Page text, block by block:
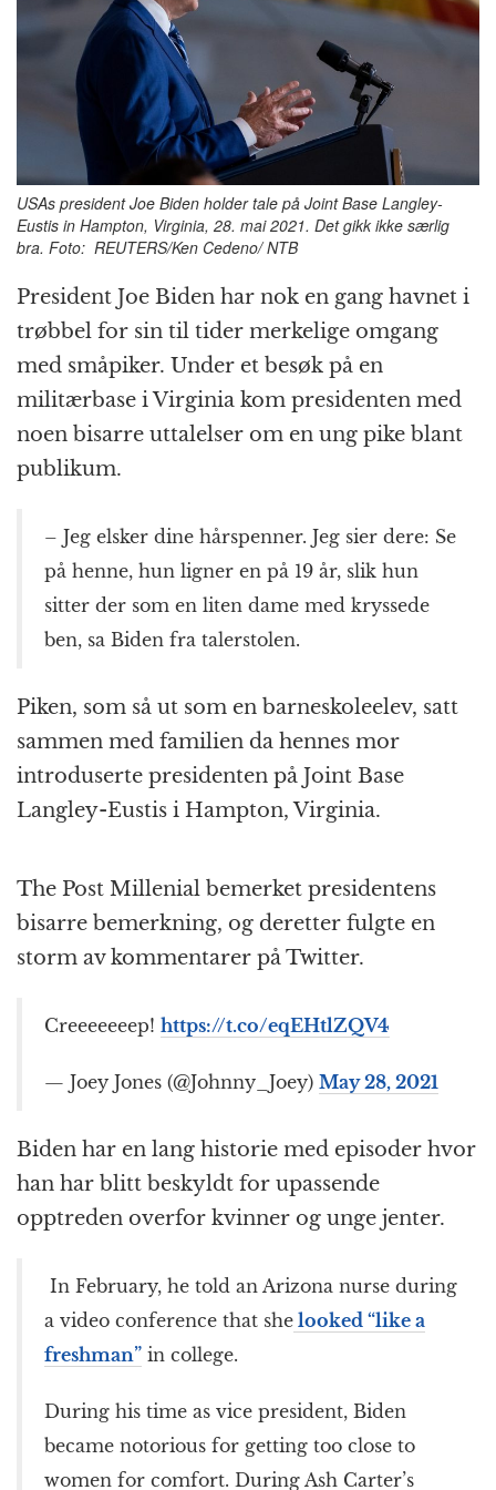
o
k
e p
at m
USAs president Joe Biden holder tale på Joint Base Langley-
Eustis in Hampton, Virginia, 28. mai 2021. Det gikk ikke særlig
bra. Foto: REUTERS/Ken Cedeno/ NTB
President Joe Biden har nok en gang havnet i
trøbbel for sin til tider merkelige omgang
med småpiker. Under et besøk på en
militærbase i Virginia kom presidenten med
noen bisarre uttalelser om en ung pike blant
publikum.
– Jeg elsker dine hårspenner. Jeg sier dere: Se
på henne, hun ligner en på 19 år, slik hun
sitter der som en liten dame med kryssede
ben, sa Biden fra talerstolen.
Piken, som så ut som en barneskoleelev, satt
sammen med familien da hennes mor
introduserte presidenten på Joint Base
Langley-Eustis i Hampton, Virginia.
The Post Millenial bemerket presidentens
bisarre bemerkning, og deretter fulgte en
storm av kommentarer på Twitter.
Creeeeeeep! https://t.co/eqEHtlZQV4
— Joey Jones (@Johnny_Joey) May 28, 2021
Biden har en lang historie med episoder hvor
han har blitt beskyldt for upassende
opptreden overfor kvinner og unge jenter.
In February, he told an Arizona nurse during
a video conference that she looked “like a
freshman” in college.
During his time as vice president, Biden
became notorious for getting too close to
women for comfort. During Ash Carter’s